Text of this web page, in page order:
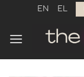
Μετάβαση
περιεχόμενο
EN EL